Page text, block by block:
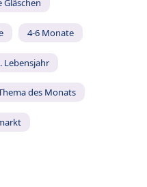
Gläschen
4-6 Monate
Lebensjahr
des Monats